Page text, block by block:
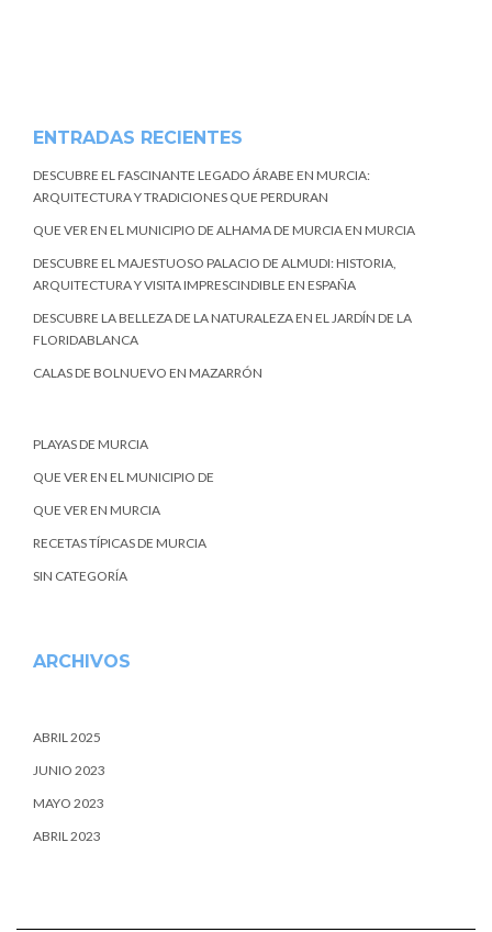
ENTRADAS RECIENTES
DESCUBRE EL FASCINANTE LEGADO ÁRABE EN MURCIA:
ARQUITECTURA Y TRADICIONES QUE PERDURAN
QUE VER EN EL MUNICIPIO DE ALHAMA DE MURCIA EN MURCIA
DESCUBRE EL MAJESTUOSO PALACIO DE ALMUDI: HISTORIA,
ARQUITECTURA Y VISITA IMPRESCINDIBLE EN ESPAÑA
DESCUBRE LA BELLEZA DE LA NATURALEZA EN EL JARDÍN DE LA
FLORIDABLANCA
CALAS DE BOLNUEVO EN MAZARRÓN
PLAYAS DE MURCIA
QUE VER EN EL MUNICIPIO DE
QUE VER EN MURCIA
RECETAS TÍPICAS DE MURCIA
SIN CATEGORÍA
ARCHIVOS
ABRIL 2025
JUNIO 2023
MAYO 2023
ABRIL 2023